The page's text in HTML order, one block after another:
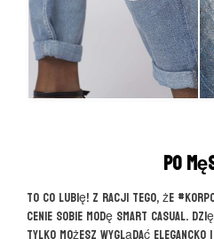
Po
To co lubię! Z racji tego, że
cenie sobie modę smart casual.